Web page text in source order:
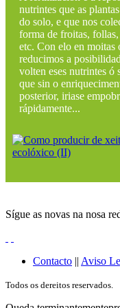
nutrintes que as
do solo, e que nos
forma de froitas, follas,
etc. Con elo en moitas
reducimos a
volten eses nutrintes ó
que sin o
posterior, iriase
rápidamente...
Sígue as novas na nosa
Contacto || Aviso
Todos os dereitos reservados.